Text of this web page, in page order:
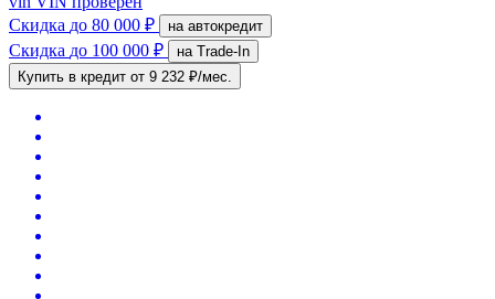
Скидка до 80 000 ₽ на автокредит
Скидка до 100 000 ₽
на Trade-In
Купить в кредит от 9 232 ₽/мес.